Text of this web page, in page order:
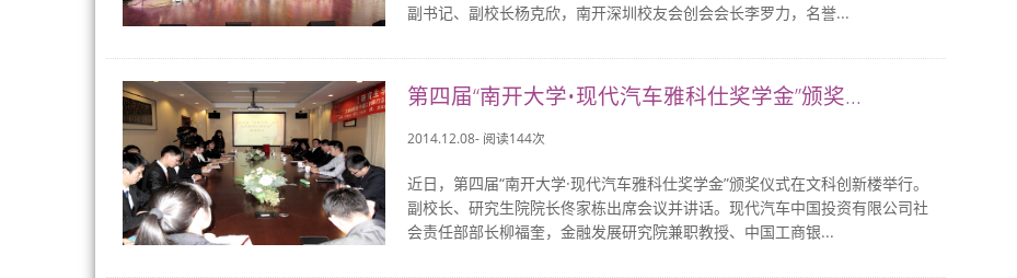
副书记、副校长杨克欣，南开深圳校友会创会会长李罗力，名誉...
第四届“南开大学•现代汽车雅科仕奖学金”颁奖...
2014.12.08- 阅读144次
近日，第四届“南开大学·现代汽车雅科仕奖学金”颁奖仪式在文科创新楼举行。
副校长、研究生院院长佟家栋出席会议并讲话。现代汽车中国投资有限公司社
会责任部部长柳福奎，金融发展研究院兼职教授、中国工商银...